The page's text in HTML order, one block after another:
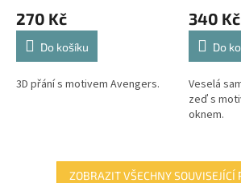
270 Kč
Do košíku
3D přání s motivem Avengers.
340 Kč
Do
Veselá
zeď s
oknem.
ZOBRAZIT VŠECHNY SOUVISEJÍCÍ